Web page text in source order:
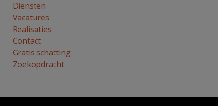
Diensten
Vacatures
Realisaties
Contact
Gratis schatting
Zoekopdracht